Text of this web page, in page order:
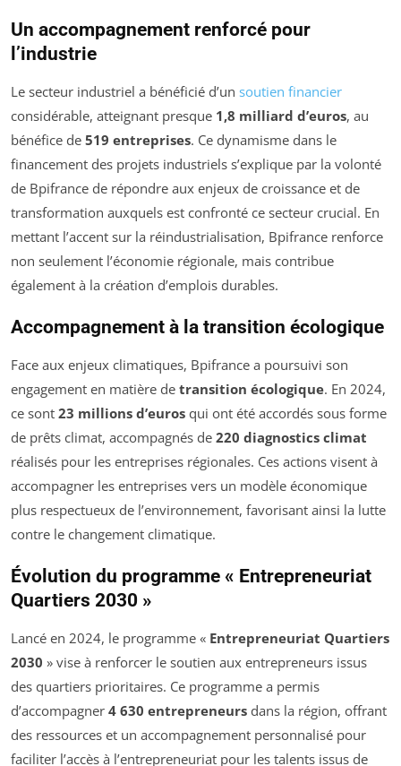
Un accompagnement renforcé pour
l’industrie
Le secteur industriel a bénéficié d’un soutien financier
considérable, atteignant presque 1,8 milliard d’euros, au
bénéfice de 519 entreprises. Ce dynamisme dans le
financement des projets industriels s’explique par la volonté
de Bpifrance de répondre aux enjeux de croissance et de
transformation auxquels est confronté ce secteur crucial. En
mettant l’accent sur la réindustrialisation, Bpifrance renforce
non seulement l’économie régionale, mais contribue
également à la création d’emplois durables.
Accompagnement à la transition écologique
Face aux enjeux climatiques, Bpifrance a poursuivi son
engagement en matière de transition écologique. En 2024,
ce sont 23 millions d’euros qui ont été accordés sous forme
de prêts climat, accompagnés de 220 diagnostics climat
réalisés pour les entreprises régionales. Ces actions visent à
accompagner les entreprises vers un modèle économique
plus respectueux de l’environnement, favorisant ainsi la lutte
contre le changement climatique.
Évolution du programme « Entrepreneuriat
Quartiers 2030 »
Lancé en 2024, le programme « Entrepreneuriat Quartiers
2030 » vise à renforcer le soutien aux entrepreneurs issus
des quartiers prioritaires. Ce programme a permis
d’accompagner 4 630 entrepreneurs dans la région, offrant
des ressources et un accompagnement personnalisé pour
faciliter l’accès à l’entrepreneuriat pour les talents issus de